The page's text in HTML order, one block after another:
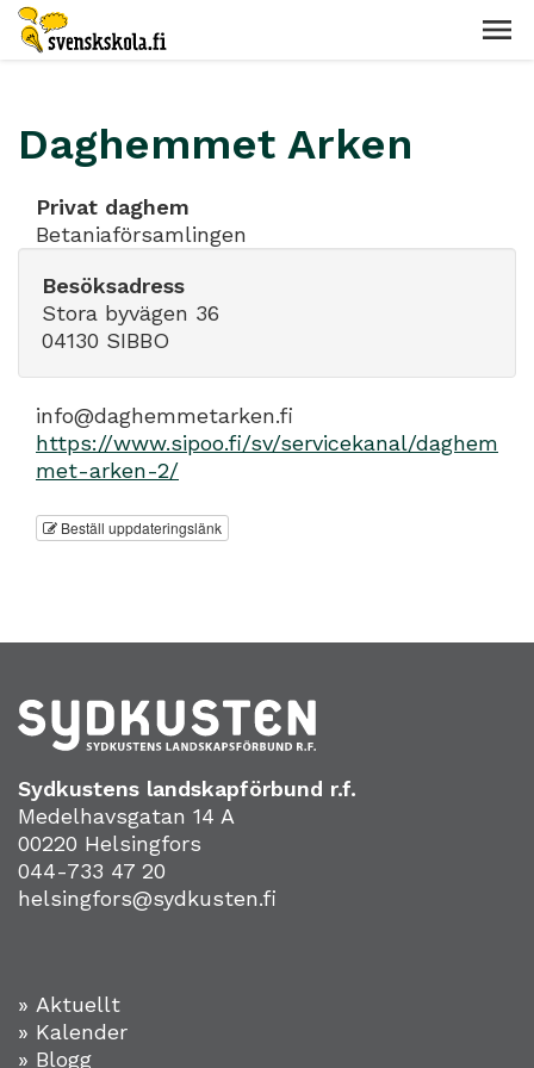
Daghemmet Arken
Privat daghem
Betaniaförsamlingen
Besöksadress
Stora byvägen 36
04130 SIBBO
info@daghemmetarken.fi
https://www.sipoo.fi/sv/servicekanal/daghem
met-arken-2/
Beställ uppdateringslänk
Sydkustens landskapförbund r.f.
Medelhavsgatan 14 A
00220 Helsingfors
044-733 47 20
helsingfors@sydkusten.fi
» Aktuellt
» Kalender
» Blogg